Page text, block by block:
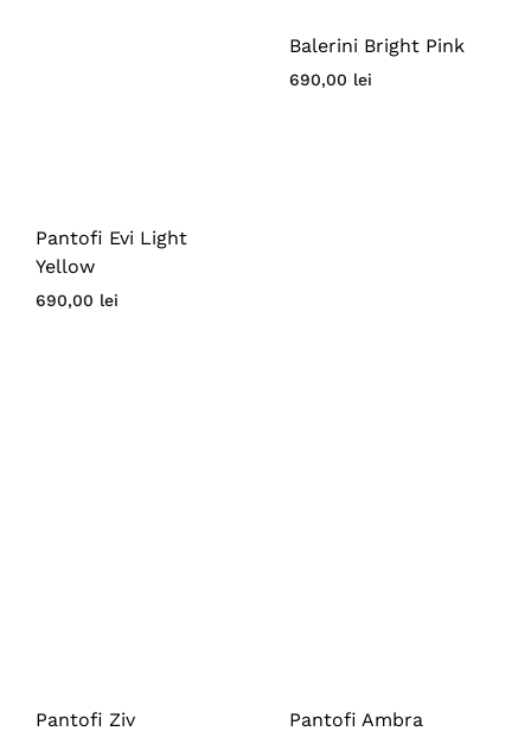
Pantofi Evi Light
Yellow
690,00 lei
Balerini Bright Pink
690,00 lei
Pantofi Ziv Pantofi Ambra